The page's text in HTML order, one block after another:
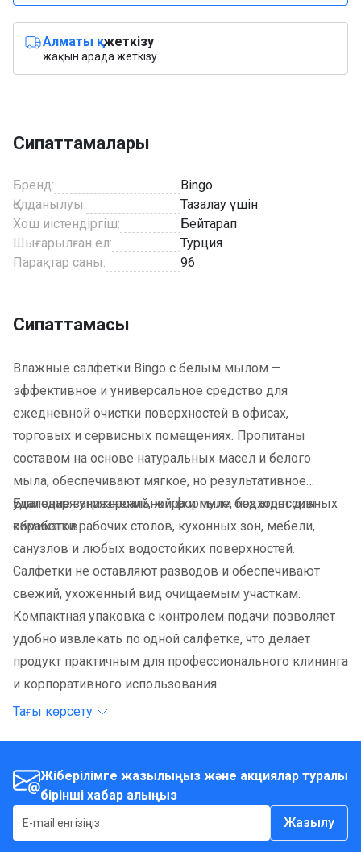
Алматы қ.жеткізу
жақын арада жеткізу
Сипаттамалары
Бренд:
Bingo
Қолданылуы:
Тазалау үшін
Хош иістендіргіш:
Бейтарап
Шығарылған ел:
Турция
Парақтар саны:
96
Сипаттамасы
Влажные салфетки Bingo с белым мылом —
эффективное и универсальное средство для
ежедневной очистки поверхностей в офисах,
торговых и сервисных помещениях. Пропитаны
составом на основе натуральных масел и белого
мыла, обеспечивают мягкое, но результативное
удаление загрязнений, жира и пыли без агрессивных
химикатов.
Благодаря универсальной формуле, подходят для
обработки рабочих столов, кухонных зон, мебели,
санузлов и любых водостойких поверхностей.
Салфетки не оставляют разводов и обеспечивают
свежий, ухоженный вид очищаемым участкам.
Компактная упаковка с контролем подачи позволяет
удобно извлекать по одной салфетке, что делает
продукт практичным для профессионального клининга
и корпоративного использования.
Тағы көрсету
Жіберілімге жазылыңыз және акциялар туралы
бірінші хабар алыңыз
Жазылу